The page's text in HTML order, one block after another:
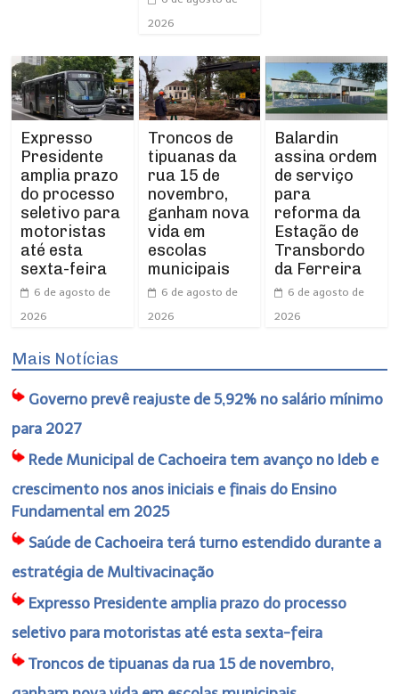
2026
Expresso
Presidente
amplia prazo
do processo
seletivo para
motoristas
até esta
sexta-feira
6 de agosto de
2026
Troncos de
tipuanas da
rua 15 de
novembro,
ganham nova
vida em
escolas
municipais
6 de agosto de
2026
Balardin
assina ordem
de serviço
para
reforma da
Estação de
Transbordo
da Ferreira
6 de agosto de
2026
Mais Notícias
Governo prevê reajuste de 5,92% no salário mínimo
para 2027
Rede Municipal de Cachoeira tem avanço no Ideb e
crescimento nos anos iniciais e finais do Ensino
Fundamental em 2025
Saúde de Cachoeira terá turno estendido durante a
estratégia de Multivacinação
Expresso Presidente amplia prazo do processo
seletivo para motoristas até esta sexta-feira
Troncos de tipuanas da rua 15 de novembro,